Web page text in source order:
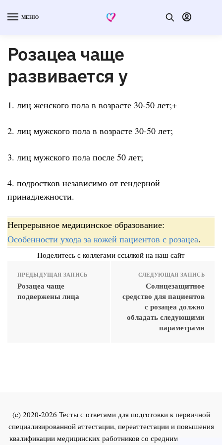
МЕНЮ
Розацеа чаще
развивается у
1. лиц женского пола в возрасте 30-50 лет;+
2. лиц мужского пола в возрасте 30-50 лет;
3. лиц мужского пола после 50 лет;
4. подростков независимо от гендерной
принадлежности.
Непрерывное медицинское образование:
Особенности ухода за кожей пациентов с розацеа.
Поделитесь с коллегами ссылкой на наш сайт
ПРЕДЫДУЩАЯ ЗАПИСЬ
Розацеа чаще
подвержены лица
СЛЕДУЮЩАЯ ЗАПИСЬ
Солнцезащитное
средство для пациентов
с розацеа должно
обладать следующими
параметрами
(c) 2020-2026 Тесты с ответами для подготовки к первичной
специализированной аттестации, переаттестации и повышения
квалификации медицинских работников со средним и высшим